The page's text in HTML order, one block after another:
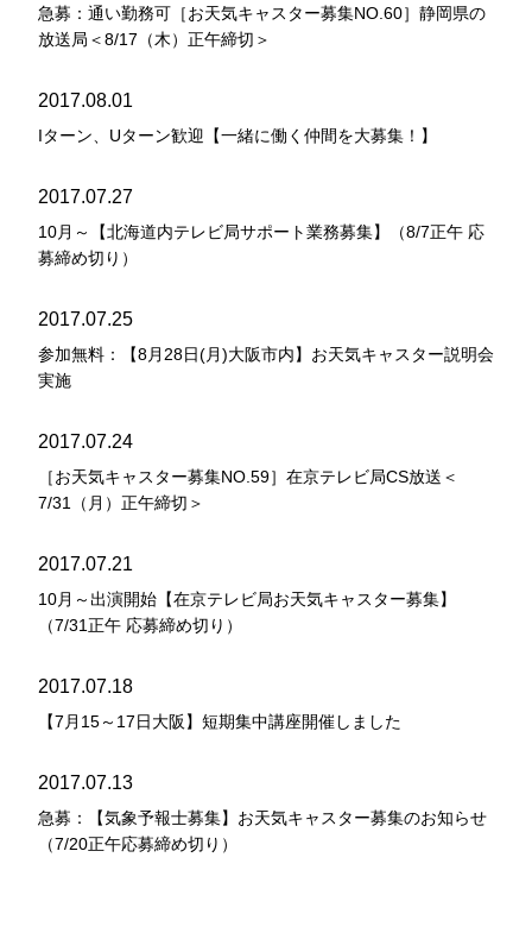
急募：通い勤務可［お天気キャスター募集NO.60］静岡県の
放送局＜8/17（木）正午締切＞
2017.08.01
Iターン、Uターン歓迎【一緒に働く仲間を大募集！】
2017.07.27
10月～【北海道内テレビ局サポート業務募集】（8/7正午 応
募締め切り）
2017.07.25
参加無料：【8月28日(月)大阪市内】お天気キャスター説明会
実施
2017.07.24
［お天気キャスター募集NO.59］在京テレビ局CS放送＜
7/31（月）正午締切＞
2017.07.21
10月～出演開始【在京テレビ局お天気キャスター募集】
（7/31正午 応募締め切り）
2017.07.18
【7月15～17日大阪】短期集中講座開催しました
2017.07.13
急募：【気象予報士募集】お天気キャスター募集のお知らせ
（7/20正午応募締め切り）